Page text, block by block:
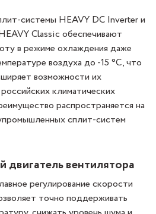
системы HEAVY DC Inverter и
Classic обеспечивают
в режиме охлаждения даже
воздуха до -15 °C, что
возможности их
климатических
распространяется на
сплит-систем
двигатель вентилятора
регулирование скорости
точно поддерживать